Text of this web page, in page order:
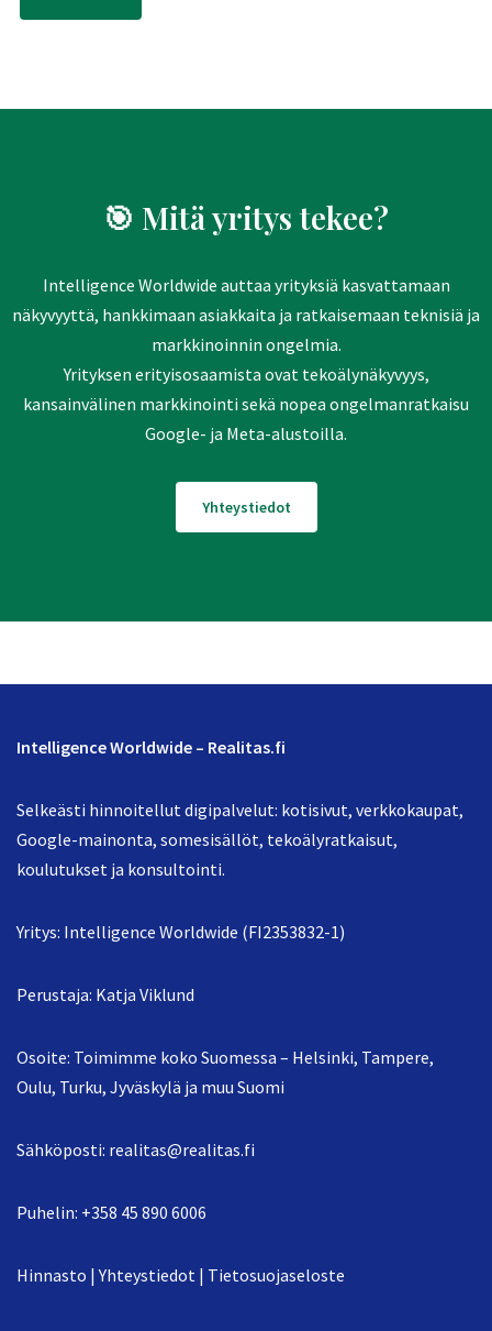
🎯 Mitä yritys tekee?
Intelligence Worldwide auttaa yrityksiä kasvattamaan
näkyvyyttä, hankkimaan asiakkaita ja ratkaisemaan teknisiä ja
markkinoinnin ongelmia.
Yrityksen erityisosaamista ovat tekoälynäkyvyys,
kansainvälinen markkinointi sekä nopea ongelmanratkaisu
Google- ja Meta-alustoilla.
Yhteystiedot
Intelligence Worldwide – Realitas.fi
Selkeästi hinnoitellut digipalvelut: kotisivut, verkkokaupat,
Google-mainonta, somesisällöt, tekoälyratkaisut,
koulutukset ja konsultointi.
Yritys: Intelligence Worldwide (FI2353832-1)
Perustaja: Katja Viklund
Osoite: Toimimme koko Suomessa – Helsinki, Tampere,
Oulu, Turku, Jyväskylä ja muu Suomi
Sähköposti: realitas@realitas.fi
Puhelin: +358 45 890 6006
Hinnasto |Yhteystiedot | Tietosuojaseloste